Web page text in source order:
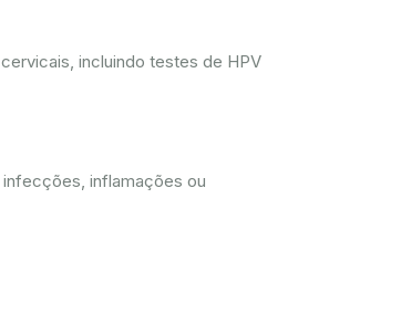
incluindo testes de HPV
inflamações ou